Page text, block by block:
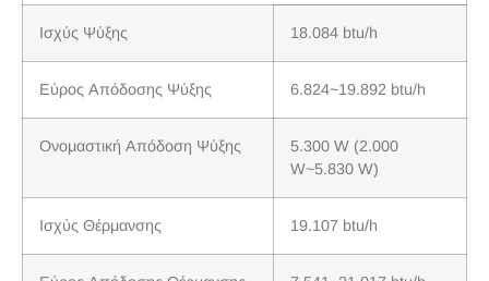
Ισχύς Ψύξης 18.084 btu/h
Εύρος Απόδοσης Ψύξης 6.824~19.892 btu/h
Ονομαστική Απόδοση Ψύξης
5.300 W (2.000
W~5.830 W)
Ισχύς Θέρμανσης 19.107 btu/h